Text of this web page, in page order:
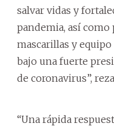
salvar vidas y
pandemia, así como
mascarillas y
bajo una fuerte
de coronavirus”,
“Una rápida